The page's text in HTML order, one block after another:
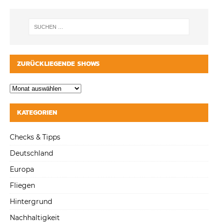
ZURÜCKLIEGENDE SHOWS
KATEGORIEN
Checks & Tipps
Deutschland
Europa
Fliegen
Hintergrund
Nachhaltigkeit